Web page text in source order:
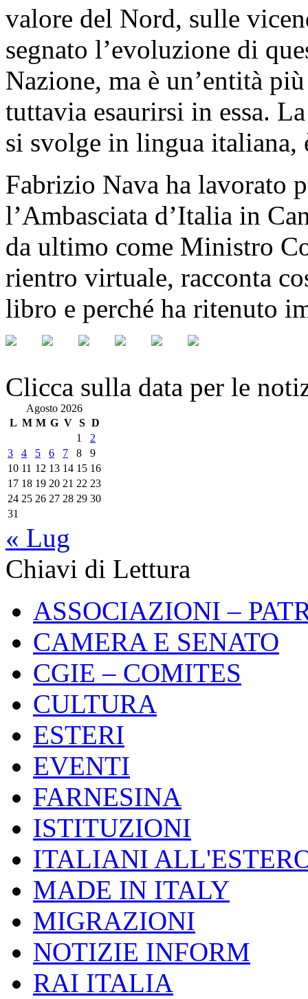
valore del Nord, sulle
segnato l’evoluzione di
Nazione, ma è un’entità
tuttavia esaurirsi in essa.
si svolge in lingua
Fabrizio Nava ha lavorato
l’Ambasciata d’Italia in
da ultimo come Ministro
rientro virtuale, racconta
libro e perché ha ritenuto
Clicca sulla data per le
Agosto 2026
L M M G V S D
1
2
3
4 5 6 7 8
9
10 11 12 13 14 15 16
17 18 19 20 21 22 23
24 25 26 27 28 29 30
31
« Lug
Chiavi di Lettura
ASSOCIAZIONI –
CAMERA E SENATO
CGIE – COMITES
CULTURA
ESTERI
EVENTI
FARNESINA
ISTITUZIONI
ITALIANI
MADE IN ITALY
MIGRAZIONI
NOTIZIE INFORM
RAI ITALIA